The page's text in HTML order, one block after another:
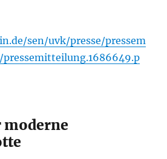
sen/uvk/presse/pressem